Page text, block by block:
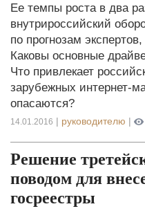
Ее темпы роста в два
внутрироссийский
по прогнозам
Каковы основные
Что привлекает
зарубежных интернет-
опасаются?
14.01.2016 | руководителю |
Решение
поводом для
госреестры